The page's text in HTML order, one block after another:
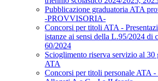
Pubblicazione graduatoria ATA
-PROVVISORIA-
Concorsi per titoli ATA -
istanze ai sensi della L.95/2024 di
60/2024
Scioglimento riserva servizio al 30
ATA
Concorsi per titoli personale ATA -